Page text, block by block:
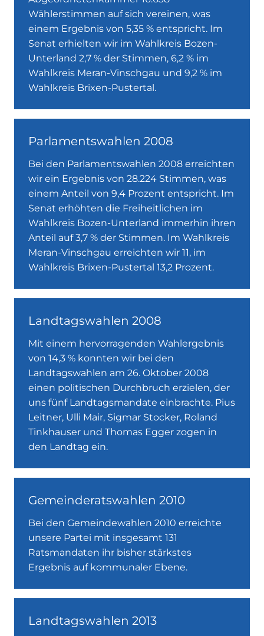
Wählerstimmen auf sich vereinen, was
einem Ergebnis von 5,35 % entspricht. Im
Senat erhielten wir im Wahlkreis Bozen-
Unterland 2,7 % der Stimmen, 6,2 % im
Wahlkreis Meran-Vinschgau und 9,2 % im
Wahlkreis Brixen-Pustertal.
Parlamentswahlen 2008
Bei den Parlamentswahlen 2008 erreichten
wir ein Ergebnis von 28.224 Stimmen, was
einem Anteil von 9,4 Prozent entspricht. Im
Senat erhöhten die Freiheitlichen im
Wahlkreis Bozen-Unterland immerhin ihren
Anteil auf 3,7 % der Stimmen. Im Wahlkreis
Meran-Vinschgau erreichten wir 11, im
Wahlkreis Brixen-Pustertal 13,2 Prozent.
Landtagswahlen 2008
Mit einem hervorragenden Wahlergebnis
von 14,3 % konnten wir bei den
Landtagswahlen am 26. Oktober 2008
einen politischen Durchbruch erzielen, der
uns fünf Landtagsmandate einbrachte. Pius
Leitner, Ulli Mair, Sigmar Stocker, Roland
Tinkhauser und Thomas Egger zogen in
den Landtag ein.
Gemeinderatswahlen 2010
Bei den Gemeindewahlen 2010 erreichte
unsere Partei mit insgesamt 131
Ratsmandaten ihr bisher stärkstes
Ergebnis auf kommunaler Ebene.
Landtagswahlen 2013